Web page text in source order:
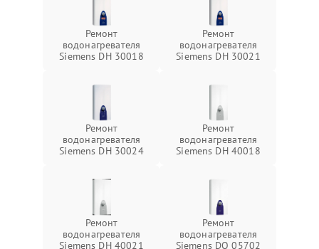
Ремонт
водонагревателя
Siemens DH 30018
Ремонт
водонагревателя
Siemens DH 30021
Ремонт
водонагревателя
Siemens DH 30024
Ремонт
водонагревателя
Siemens DH 40018
Ремонт
водонагревателя
Siemens DH 40021
Ремонт
водонагревателя
Siemens DO 05702